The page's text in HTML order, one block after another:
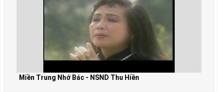
Miền Trung Nhớ Bác - NSND Thu Hiền